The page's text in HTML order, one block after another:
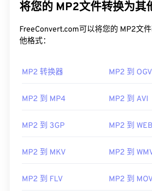
将您的 MP2文件转换为其
FreeConvert.com可以将您的 MP2文
他格式：
MP2 转换器 MP2 到 OGV
MP2 到 MP4 MP2 到 AVI
MP2 到 3GP MP2 到
MP2 到 MKV MP2 到
MP2 到 FLV MP2 到